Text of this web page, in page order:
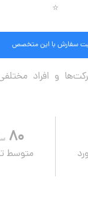
⭐
با این متخصص
و افراد مختلفی
۸۰
متوسط